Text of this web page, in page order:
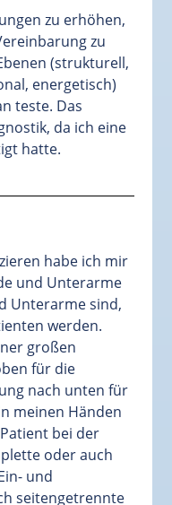
zu erhöhen,
zu
(strukturell,
energetisch)
teste. Das
da ich eine
hatte.
habe ich mir
und Unterarme
Unterarme sind,
werden.
großen
für die
nach unten für
meinen Händen
bei der
oder auch
und
seitengetrennte